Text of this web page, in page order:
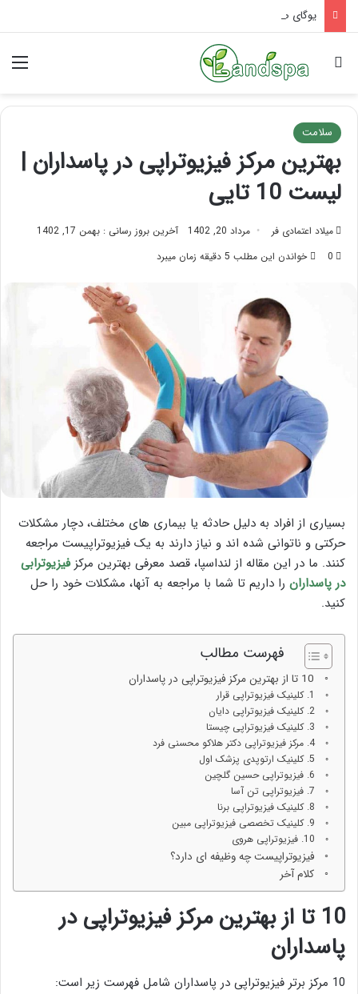
یوگای صورت برای لیفت: راز پوست جوان
جستجو برای
سلامت
بهترین مرکز فیزیوتراپی در پاسداران |
لیست 10 تایی
میلاد اعتمادی فر مرداد 20, 1402
آخرین بروز رسانی : بهمن 17, 1402
0
خواندن این مطلب 5 دقیقه زمان میبرد
بسیاری از افراد به دلیل حادثه یا بیماری های مختلف، دچار مشکلات
حرکتی و ناتوانی شده اند و نیاز دارند به یک فیزیوتراپیست مراجعه
کنند. ما در این مقاله از لنداسپا، قصد معرفی بهترین مرکزفیزیوترابی
در پاسداران را داریم تا شما با مراجعه به آنها، مشکلات خود را حل
کنید.
فهرست مطالب
10 تا از بهترین مرکز فیزیوتراپی در پاسداران
1. کلینیک فیزیوتراپی قرار
2. کلینیک فیزیوتراپی دایان
3. کلینیک فیزیوتراپی چیستا
4. مرکز فیزیوتراپی دکتر هلاکو محسنی فرد
5. کلینیک ارتوپدی پزشک اول
6. فیزیوتراپی حسین گلچین
7. فیزیوتراپی تن آسا
8. کلینیک فیزیوتراپی برنا
9. کلینیک تخصصی فیزیوتراپی مبین
10. فیزیوتراپی هروی
فیزیوتراپیست چه وظیفه ای دارد؟
کلام آخر
10 تا از بهترین مرکز فیزیوتراپی در
پاسداران
10 مرکز برتر فیزیوتراپی در پاسداران شامل فهرست زیر است: